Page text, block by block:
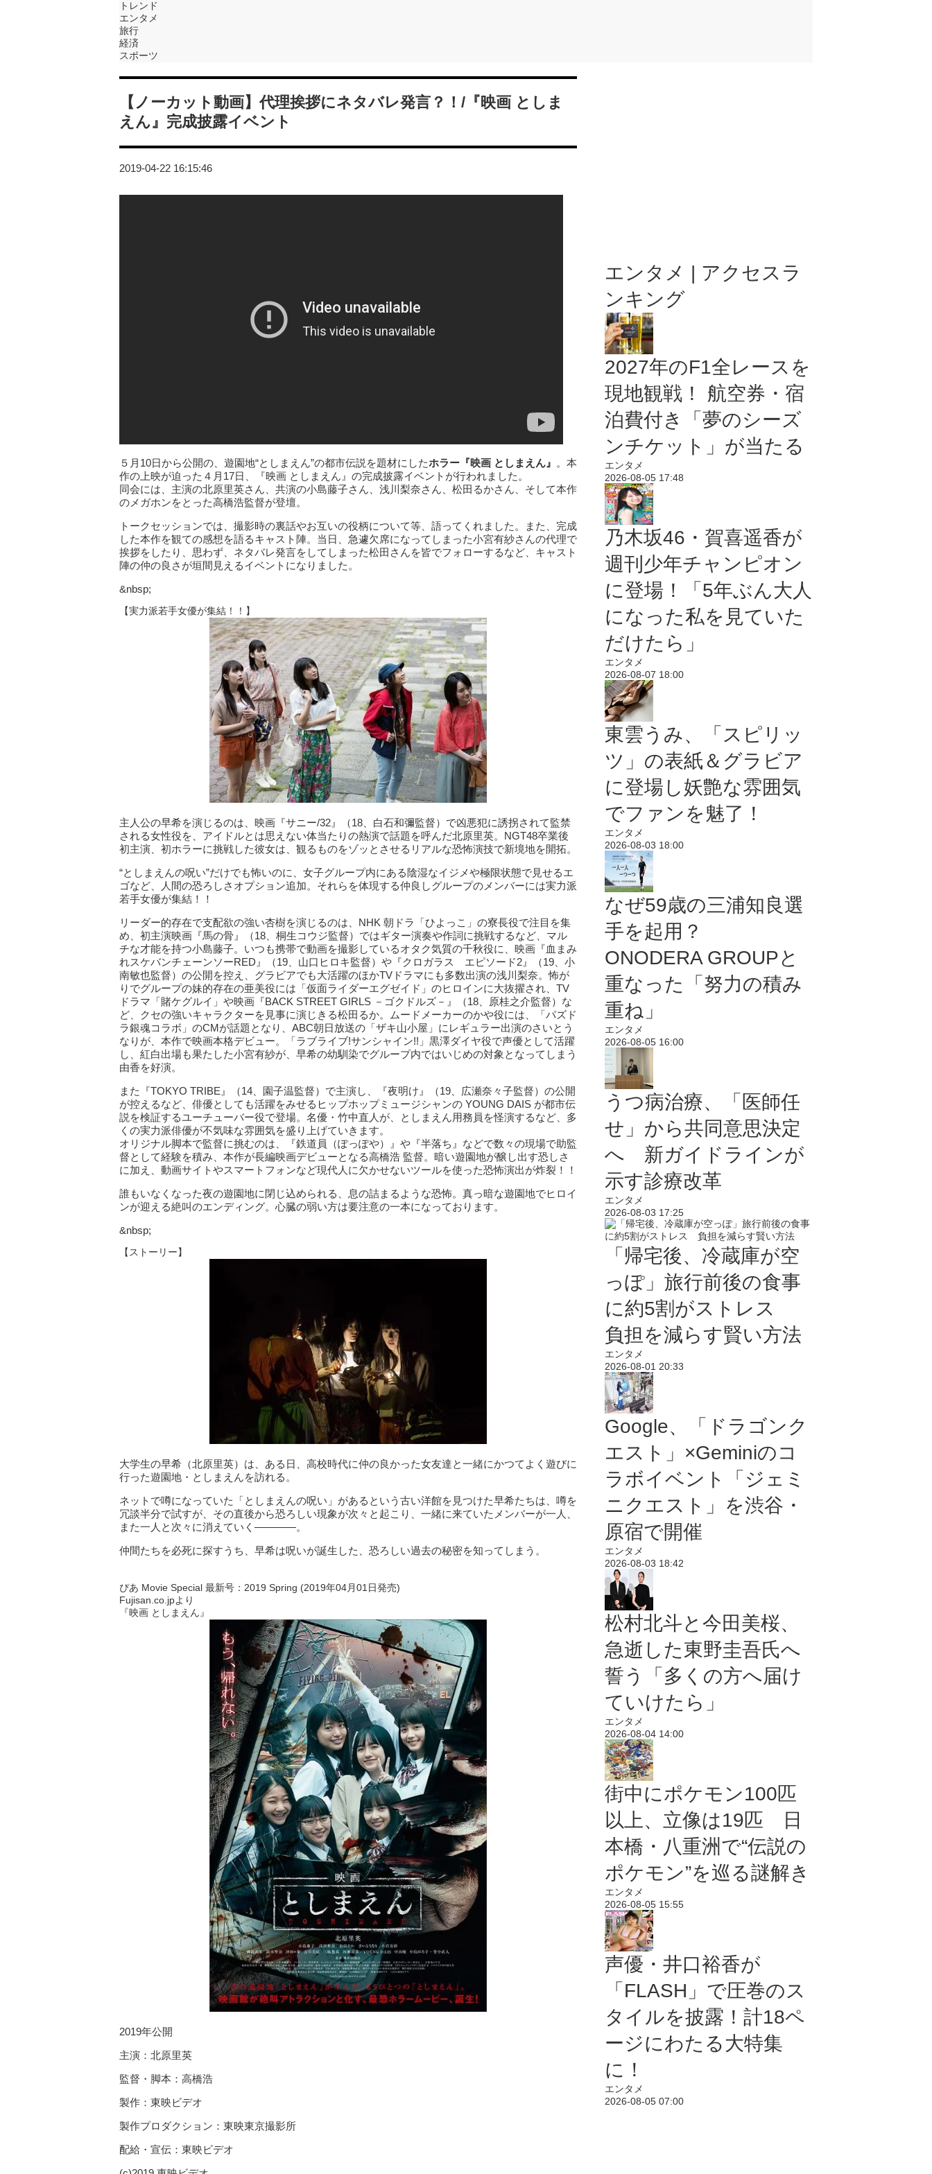
トレンド
エンタメ
旅行
経済
スポーツ
【ノーカット動画】代理挨拶にネタバレ発言？！/『映画 としま
えん』完成披露イベント
2019-04-22 16:15:46
５月10日から公開の、遊園地“としまえん”の都市伝説を題材にしたホラー『映画 としまえん』 。本
作の上映が迫った４月17日、『映画 としまえん』の完成披露イベントが行われました。
同会には、主演の北原里英さん、共演の小島藤子さん、浅川梨奈さん、松田るかさん、そして本作
のメガホンをとった高橋浩監督が登壇。
トークセッションでは、撮影時の裏話やお互いの役柄について等、語ってくれました。また、完成
した本作を観ての感想を語るキャスト陣。当日、急遽欠席になってしまった小宮有紗さんの代理で
挨拶をしたり、思わず、ネタバレ発言をしてしまった松田さんを皆でフォローするなど、キャスト
陣の仲の良さが垣間見えるイベントになりました。
&nbsp;
【実力派若手女優が集結！！】
​主人公の早希を演じるのは、映画『サニー/32』（18、白石和彌監督）で凶悪犯に誘拐されて監禁
される女性役を、アイドルとは思えない体当たりの熱演で話題を呼んだ北原里英。NGT48卒業後
初主演、初ホラーに挑戦した彼女は、観るものをゾッとさせるリアルな恐怖演技で新境地を開拓。
“としまえんの呪い”だけでも怖いのに、女子グループ内にある陰湿なイジメや極限状態で見せるエ
ゴなど、人間の恐ろしさオプション追加。それらを体現する仲良しグループのメンバーには実力派
若手女優が集結！！
リーダー的存在で支配欲の強い杏樹を演じるのは、NHK 朝ドラ「ひよっこ」の寮長役で注目を集
め、初主演映画『馬の骨』（18、桐生コウジ監督）ではギター演奏や作詞に挑戦するなど、マル
チな才能を持つ小島藤子。いつも携帯で動画を撮影しているオタク気質の千秋役に、映画『血まみ
れスケバンチェーンソーRED』（19、山口ヒロキ監督）や『クロガラス エピソード2』（19、小
南敏也監督）の公開を控え、グラビアでも大活躍のほかTVドラマにも多数出演の浅川梨奈。怖が
りでグループの妹的存在の亜美役には「仮面ライダーエグゼイド」のヒロインに大抜擢され、TV
ドラマ「賭ケグルイ」や映画『BACK STREET GIRLS －ゴクドルズ－』（18、原桂之介監督）な
ど、クセの強いキャラクターを見事に演じきる松田るか。ムードメーカーのかや役には、「パズド
ラ銀魂コラボ」のCMが話題となり、ABC朝日放送の「ザキ山小屋」にレギュラー出演のさいとう
なりが、本作で映画本格デビュー。「ラブライブ!サンシャイン!!」黒澤ダイヤ役で声優として活躍
し、紅白出場も果たした小宮有紗が、早希の幼馴染でグループ内ではいじめの対象となってしまう
由香を好演。
また『TOKYO TRIBE』（14、園子温監督）で主演し、『夜明け』（19、広瀬奈々子監督）の公開
が控えるなど、俳優としても活躍をみせるヒップホップミュージシャンの YOUNG DAIS が都市伝
説を検証するユーチューバー役で登場。名優・竹中直人が、としまえん用務員を怪演するなど、多
くの実力派俳優が不気味な雰囲気を盛り上げていきます。
オリジナル脚本で監督に挑むのは、『鉄道員（ぽっぽや）』や『半落ち』などで数々の現場で助監
督として経験を積み、本作が長編映画デビューとなる高橋浩 監督。暗い遊園地が醸し出す恐しさ
に加え、動画サイトやスマートフォンなど現代人に欠かせないツールを使った恐怖演出が炸裂！！
誰もいなくなった夜の遊園地に閉じ込められる、息の詰まるような恐怖。真っ暗な遊園地でヒロイ
ンが迎える絶叫のエンディング。心臓の弱い方は要注意の一本になっております。
&nbsp;
【ストーリー】
大学生の早希（北原里英）は、ある日、高校時代に仲の良かった女友達と一緒にかつてよく遊びに
行った遊園地・としまえんを訪れる。
ネットで噂になっていた「としまえんの呪い」があるという古い洋館を見つけた早希たちは、噂を
冗談半分で試すが、その直後から恐ろしい現象が次々と起こり、一緒に来ていたメンバーが一人、
また一人と次々に消えていく————。
仲間たちを必死に探すうち、早希は呪いが誕生した、恐ろしい過去の秘密を知ってしまう。
ぴあ Movie Special 最新号：2019 Spring (2019年04月01日発売)
Fujisan.co.jpより
『映画 としまえん』
2019年公開
主演：北原里英
監督・脚本：高橋浩
製作：東映ビデオ
製作プロダクション：東映東京撮影所
配給・宣伝：東映ビデオ
エンタメ | アクセスラ
ンキング
2027年のF1全レースを
現地観戦！ 航空券・宿
泊費付き「夢のシーズ
ンチケット」が当たる
エンタメ
2026-08-05 17:48
乃木坂46・賀喜遥香が
週刊少年チャンピオン
に登場！「5年ぶん大人
になった私を見ていた
だけたら」
エンタメ
2026-08-07 18:00
東雲うみ、「スピリッ
ツ」の表紙＆グラビア
に登場し妖艶な雰囲気
でファンを魅了！
エンタメ
2026-08-03 18:00
なぜ59歳の三浦知良選
手を起用？
ONODERA GROUPと
重なった「努力の積み
重ね」
エンタメ
2026-08-05 16:00
うつ病治療、「医師任
せ」から共同意思決定
へ 新ガイドラインが
示す診療改革
エンタメ
2026-08-03 17:25
「帰宅後、冷蔵庫が空
っぽ」旅行前後の食事
に約5割がストレス
負担を減らす賢い方法
エンタメ
2026-08-01 20:33
Google、「ドラゴンク
エスト」×Geminiのコ
ラボイベント「ジェミ
ニクエスト」を渋谷・
原宿で開催
エンタメ
2026-08-03 18:42
松村北斗と今田美桜、
急逝した東野圭吾氏へ
誓う「多くの方へ届け
ていけたら」
エンタメ
2026-08-04 14:00
街中にポケモン100匹
以上、立像は19匹 日
本橋・八重洲で“伝説の
ポケモン”を巡る謎解き
エンタメ
2026-08-05 15:55
声優・井口裕香が
「FLASH」で圧巻のス
タイルを披露！計18ペ
ージにわたる大特集
に！
エンタメ
2026-08-05 07:00